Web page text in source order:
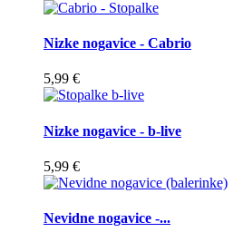
Nizke nogavice - Cabrio
5,99 €
Nizke nogavice - b-live
5,99 €
Nevidne nogavice -...